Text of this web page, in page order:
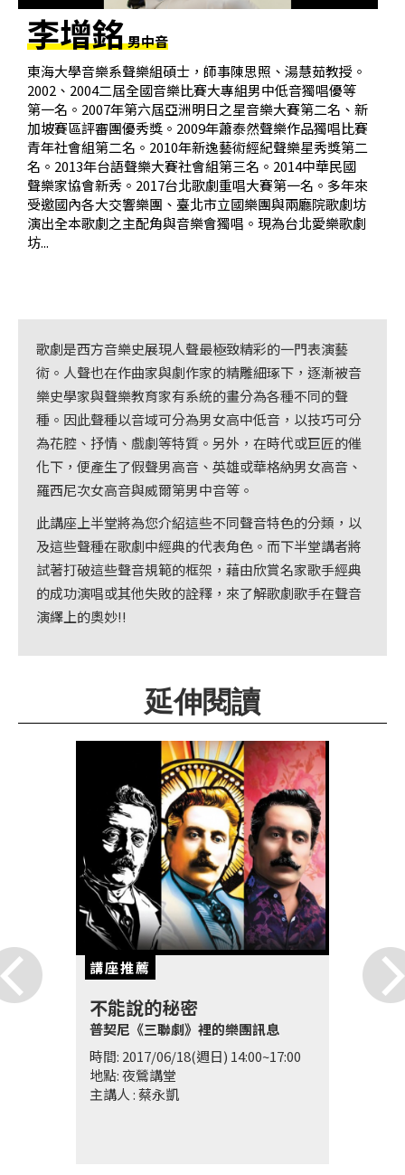
夜
鶯
基
金
會
聯
絡
我
們
入
會
員
回
首
頁
李增銘男中音
東海大學音樂系聲樂組碩士，師事陳思照、湯慧茹教授。
2002、2004二屆全國音樂比賽大專組男中低音獨唱優等
第一名。2007年第六屆亞洲明日之星音樂大賽第二名、新
加坡賽區評審團優秀獎。2009年蕭泰然聲樂作品獨唱比賽
青年社會組第二名。2010年新逸藝術經紀聲樂星秀獎第二
名。2013年台語聲樂大賽社會組第三名。2014中華民國
聲樂家協會新秀。2017台北歌劇重唱大賽第一名。多年來
受邀國內各大交響樂團、臺北市立國樂團與兩廳院歌劇坊
演出全本歌劇之主配角與音樂會獨唱。現為台北愛樂歌劇
坊...
歌劇是西方音樂史展現人聲最極致精彩的一門表演藝
術。人聲也在作曲家與劇作家的精雕細琢下，逐漸被音
樂史學家與聲樂教育家有系統的畫分為各種不同的聲
種。因此聲種以音域可分為男女高中低音，以技巧可分
為花腔、抒情、戲劇等特質。另外，在時代或巨匠的催
化下，便產生了假聲男高音、英雄或華格納男女高音、
羅西尼次女高音與威爾第男中音等。
此講座上半堂將為您介紹這些不同聲音特色的分類，以
及這些聲種在歌劇中經典的代表角色。而下半堂講者將
試著打破這些聲音規範的框架，藉由欣賞名家歌手經典
的成功演唱或其他失敗的詮釋，來了解歌劇歌手在聲音
演繹上的奧妙!!
延伸閱讀
講座推薦
不能說的秘密
普契尼《三聯劇》裡的樂團訊息
時間: 2017/06/18(週日) 14:00~17:00
地點: 夜鶯講堂
主講人 : 蔡永凱